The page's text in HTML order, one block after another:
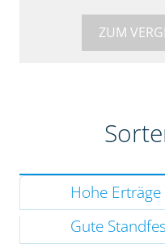
ZUM
Hohe Erträge
Gute